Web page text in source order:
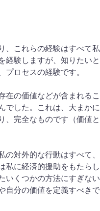
、これらの経験はすべて私
経験しますが、知りたいと
ロセスの経験です。
在の価値などが含まれるこ
でした。これは、大まかに
、完全なものです（価値と
対外的な行動はすべて、
私に経済的援助をもたらし
いくつかの方法にすぎない
自分の価値を定義すべきで